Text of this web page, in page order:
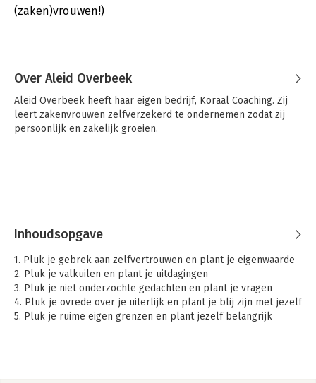
(zaken)vrouwen!)
Over Aleid Overbeek
Aleid Overbeek heeft haar eigen bedrijf, Koraal Coaching. Zij
leert zakenvrouwen zelfverzekerd te ondernemen zodat zij
persoonlijk en zakelijk groeien.
Inhoudsopgave
1. Pluk je gebrek aan zelfvertrouwen en plant je eigenwaarde
2. Pluk je valkuilen en plant je uitdagingen
3. Pluk je niet onderzochte gedachten en plant je vragen
4. Pluk je ovrede over je uiterlijk en plant je blij zijn met jezelf
5. Pluk je ruime eigen grenzen en plant jezelf belangrijk